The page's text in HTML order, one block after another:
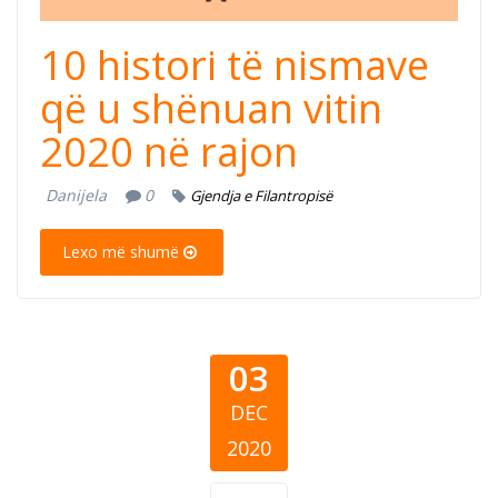
10 histori të nismave
që u shënuan vitin
2020 në rajon
Danijela 0 Gjendja e Filantropisë
Lexo më shumë
03
DEC
2020